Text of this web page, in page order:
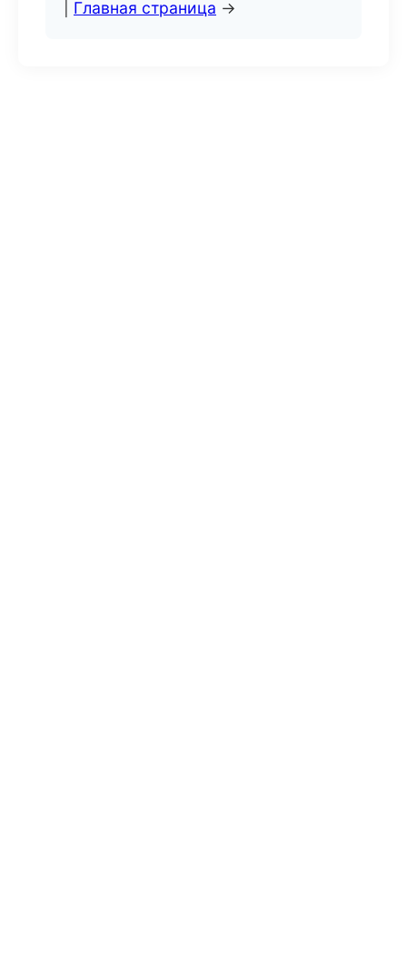
Главная страница →